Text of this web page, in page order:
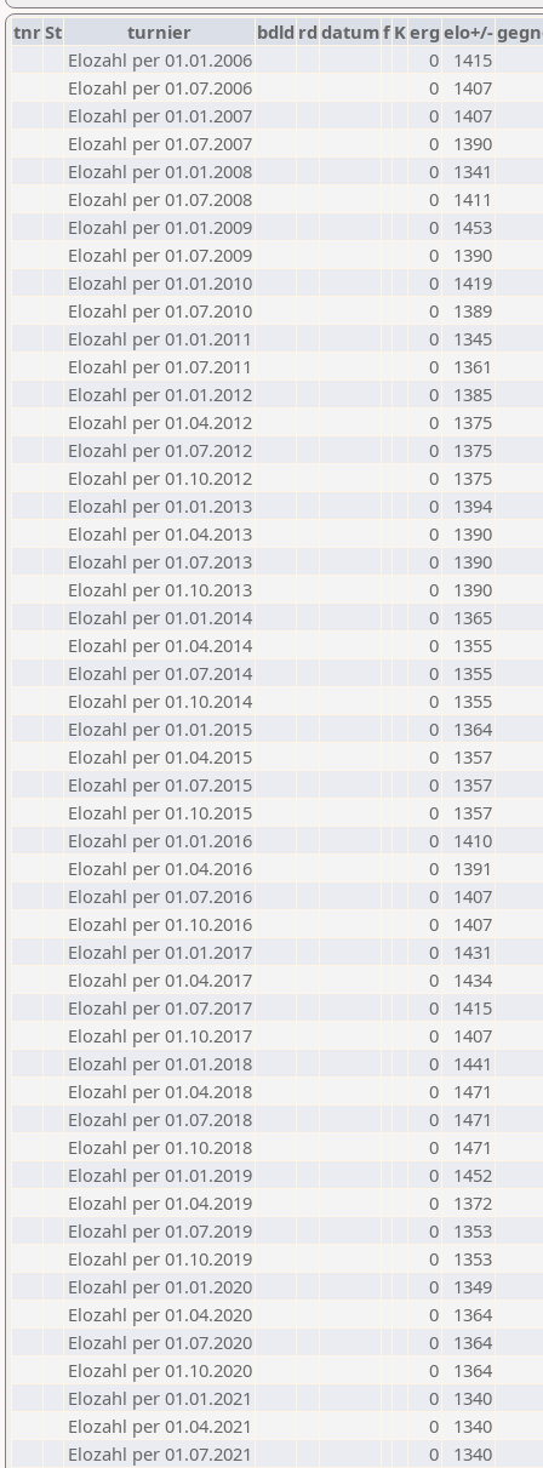
tnrSt turnier bdld rd datumf Kerg elo+/-
Elozahl per 01.01.2006
0
1415
Elozahl per 01.07.2006
0
1407
Elozahl per 01.01.2007
0
1407
Elozahl per 01.07.2007
0
1390
Elozahl per 01.01.2008
0
1341
Elozahl per 01.07.2008
0
1411
Elozahl per 01.01.2009
0
1453
Elozahl per 01.07.2009
0
1390
Elozahl per 01.01.2010
0
1419
Elozahl per 01.07.2010
0
1389
Elozahl per 01.01.2011
0
1345
Elozahl per 01.07.2011
0
1361
Elozahl per 01.01.2012
0
1385
Elozahl per 01.04.2012
0
1375
Elozahl per 01.07.2012
0
1375
Elozahl per 01.10.2012
0
1375
Elozahl per 01.01.2013
0
1394
Elozahl per 01.04.2013
0
1390
Elozahl per 01.07.2013
0
1390
Elozahl per 01.10.2013
0
1390
Elozahl per 01.01.2014
0
1365
Elozahl per 01.04.2014
0
1355
Elozahl per 01.07.2014
0
1355
Elozahl per 01.10.2014
0
1355
Elozahl per 01.01.2015
0
1364
Elozahl per 01.04.2015
0
1357
Elozahl per 01.07.2015
0
1357
Elozahl per 01.10.2015
0
1357
Elozahl per 01.01.2016
0
1410
Elozahl per 01.04.2016
0
1391
Elozahl per 01.07.2016
0
1407
Elozahl per 01.10.2016
0
1407
Elozahl per 01.01.2017
0
1431
Elozahl per 01.04.2017
0
1434
Elozahl per 01.07.2017
0
1415
Elozahl per 01.10.2017
0
1407
Elozahl per 01.01.2018
0
1441
Elozahl per 01.04.2018
0
1471
Elozahl per 01.07.2018
0
1471
Elozahl per 01.10.2018
0
1471
Elozahl per 01.01.2019
0
1452
Elozahl per 01.04.2019
0
1372
Elozahl per 01.07.2019
0
1353
Elozahl per 01.10.2019
0
1353
Elozahl per 01.01.2020
0
1349
Elozahl per 01.04.2020
0
1364
Elozahl per 01.07.2020
0
1364
Elozahl per 01.10.2020
0
1364
Elozahl per 01.01.2021
0
1340
Elozahl per 01.04.2021
0
1340
Elozahl per 01.07.2021
0
1340